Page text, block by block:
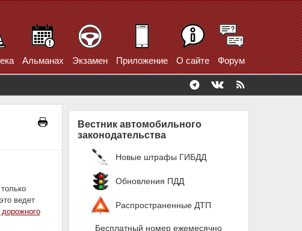
Альманах Экзамен Приложение О сайте Форум
ведет
Вестник автомобильного
законодательства
Новые штрафы ГИБДД
Обновления ПДД
Распространенные ДТП
Бесплатный номер ежемесячно